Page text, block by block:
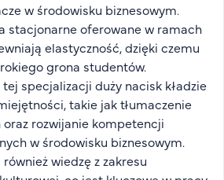
w środowisku biznesowym.
stacjonarne oferowane w ramach
elastyczność, dzięki czemu
grona studentów.
specjalizacji duży nacisk kładzie
takie jak tłumaczenie
rozwijanie kompetencji
w środowisku biznesowym.
wiedzę z zakresu